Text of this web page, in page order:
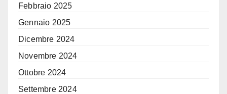
Febbraio 2025
Gennaio 2025
Dicembre 2024
Novembre 2024
Ottobre 2024
Settembre 2024